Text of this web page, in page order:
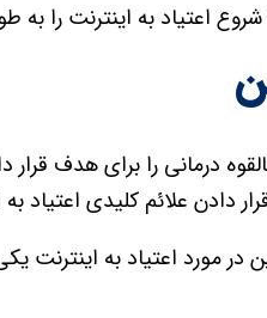
اعتیاد به اینترنت را به
درمانی را برای هدف
دادن علائم کلیدی اعتیاد
در مورد اعتیاد به اینترنت